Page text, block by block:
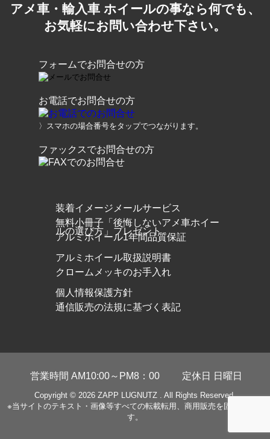
アメ車・輸入車 ホイールの事なら何でも、
お気軽にお問い合わせ下さい。
フォームでお問合せの方
お電話でお問合せの方
〉スマホの場合番号をタップでつながります。
ファックスでお問合せの方
装着イメージメールサービス
無料小冊子「後悔しないアメ車ホイー
ルの選び方」プレゼント
アルミホイール1年間品質保証
アルミホイール取扱説明書
クロームメッキのお手入れ
個人情報保護方針
通信販売の法規に基づく表記
営業時間 AM10:00～PM8：00 定休日 日曜日
Copyright © 2026 ZAPP LUGNUTZ . All Rights Reserved.
※当サイトのテキスト・画像等すべての転載転用、商用販売を固く禁じま
す。